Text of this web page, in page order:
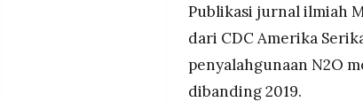
Publikasi jurnal ilmiah
dari CDC Amerika
penyalahgunaan N2O
dibanding 2019.